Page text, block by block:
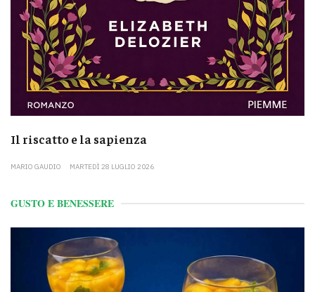
Il riscatto e la sapienza
MARIO GAUDIO MARTEDÌ 28 LUGLIO 2026
GUSTO E BENESSERE